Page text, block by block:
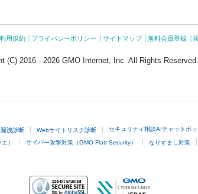
利用規約 プライバシーポリシー サイトマップ 無料会員登録
(C) 2016 - 2026 GMO Internet, Inc. All Rights Reserved.
洩診断 Webサイトリスク診断 セキュリティ相談AIチャットボッ
） サイバー攻撃対策（GMO Flatt Security） なりすまし対策